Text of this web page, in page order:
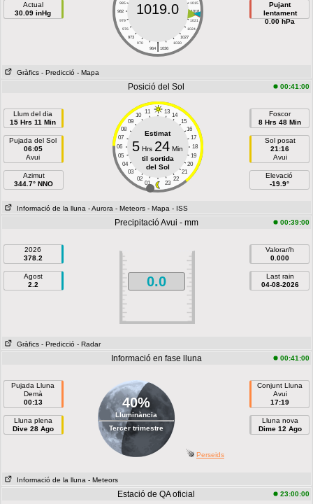
Actual
30.09 inHg
985
1015
982
1018
979
1021
976
1024
973
1027
970
1030
|
964 1036
1019.0
Pujant
lentament
0.00 hPa
Gràfics - Predicció - Mapa
Posició del Sol 00:41:00
Llum del dia
15 Hrs 11 Min
Pujada del Sol
06:05
Avui
Azimut
344.7° NNO
11 13
10
14
09
15
08
16
07
17
06
18
05
19
04
20
03
21
02
22
01 23
Estimat
5 Hrs 24 Min
til sortida
del Sol
Foscor
8 Hrs 48 Min
Sol posat
21:16
Avui
Elevació
-19.9°
Informació de la lluna - Aurora - Meteors - Mapa - ISS
Precipitació Avui - mm 00:39:00
2026
378.2
Agost
2.2
0.0
Valorar/h
0.000
Last rain
04-08-2026
Gràfics - Predicció - Radar
Informació en fase lluna 00:41:00
Pujada Lluna
Demà
00:13
Lluna plena
Dive 28 Ago
40%
Lluminància
Tercer trimestre
Conjunt Lluna
Avui
17:19
Lluna nova
Dime 12 Ago
Perseids
Informació de la lluna - Meteors
Estació de QA oficial 23:00:00